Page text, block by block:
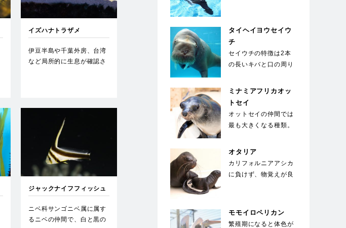
イズハナトラザメ
伊豆半島や千葉外房、台湾
など局所的に生息が確認さ
ジャックナイフフィッシュ
ニベ科サンゴニベ属に属す
るニベの仲間で、白と黒の
が…
タイヘイヨウセイウ
チ
セイウチの特徴は2本
の長いキバと口の周り
ゲ。キバは上顎の犬…
ミナミアフリカオッ
トセイ
オットセイの仲間では
最も大きくなる種類。
綿毛のような下毛が
オタリア
カリフォルニアアシカ
に負けず、物覚えが良
モモイロペリカン
繁殖期になると体色が